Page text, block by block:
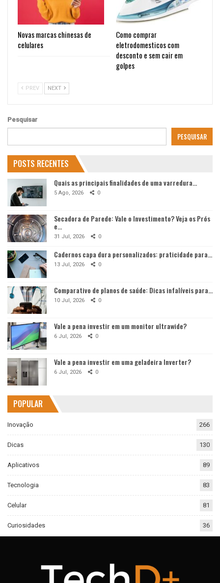
Novas marcas chinesas de
celulares
Como comprar
eletrodomesticos com
desconto e sem cair em
golpes
PREV NEXT
Pesquisar
PESQUISAR
POSTS RECENTES
Quais as principais finalidades de uma varredura…
5 Ago, 2026 0
Secadora de Parede: Vale o Investimento? Veja os Prós
e…
31 Jul, 2026 0
Cadernos capa dura personalizados: praticidade para…
13 Jul, 2026 0
Comparativo de planos de saúde: Dicas infalíveis para…
10 Jul, 2026 0
Vale a pena investir em um monitor ultrawide?
6 Jul, 2026 0
Vale a pena investir em uma geladeira Inverter?
6 Jul, 2026 0
POPULAR
Inovação 266
Dicas 130
Aplicativos 89
Tecnologia 83
Celular 81
Curiosidades 36